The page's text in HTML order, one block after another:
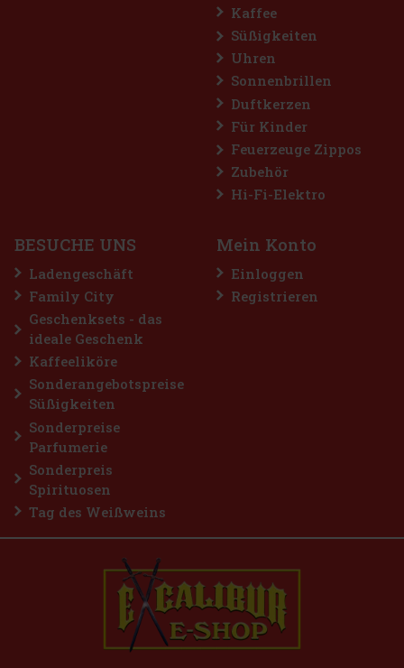
Kaffee
Süßigkeiten
Uhren
Sonnenbrillen
Duftkerzen
Für Kinder
Feuerzeuge Zippos
Zubehör
Hi-Fi-Elektro
BESUCHE UNS
Ladengeschäft
Family City
Geschenksets - das
ideale Geschenk
Kaffeeliköre
Sonderangebotspreise
Süßigkeiten
Sonderpreise
Parfumerie
Sonderpreis
Spirituosen
Tag des Weißweins
Mein Konto
Einloggen
Registrieren